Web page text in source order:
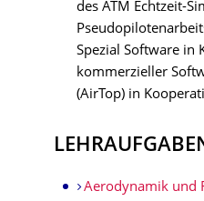
des ATM Echtzeit-
Spezial Software in
kommerzieller
(AirTop) in
Aerodynamik und